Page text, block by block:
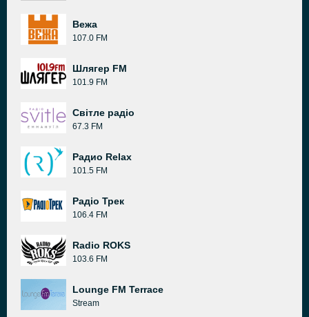
Вежа
107.0 FM
Шлягер FM
101.9 FM
Світле радіо
67.3 FM
Радио Relax
101.5 FM
Радіо Трек
106.4 FM
Radio ROKS
103.6 FM
Lounge FM Terrace
Stream